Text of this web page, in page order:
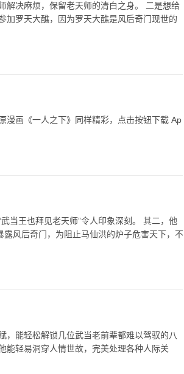
解决麻烦，保留老天师的清白之身。 二是想给
加罗天大醮，因为罗天大醮是风后奇门现世的
漫画《一人之下》同样精彩，点击按钮下载 Ap
当王也拜见老天师”令人印象深刻。 其二，他
风后奇门，为阻止马仙洪的炉子危害天下，不
，能轻松解锁几位武当老前辈都难以驾驭的八
轻易洞穿人情世故，完美处理各种人际关